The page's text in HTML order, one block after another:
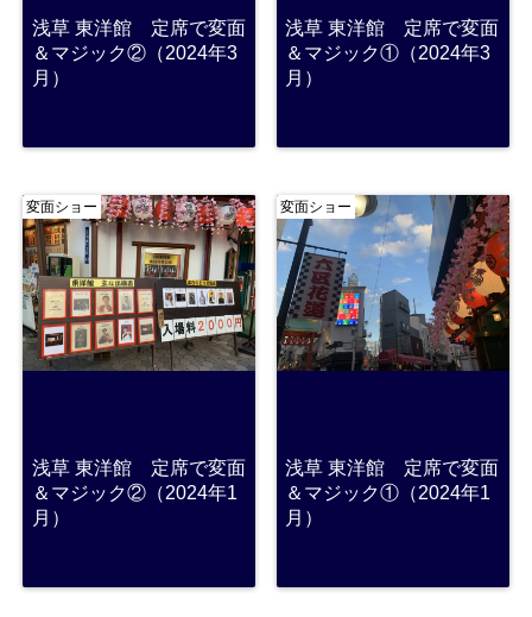
浅草 東洋館 定席で変面
＆マジック②（2024年3
月）
浅草 東洋館 定席で変面
＆マジック①（2024年3
月）
変面ショー
浅草 東洋館 定席で変面
＆マジック②（2024年1
月）
変面ショー
浅草 東洋館 定席で変面
＆マジック①（2024年1
月）